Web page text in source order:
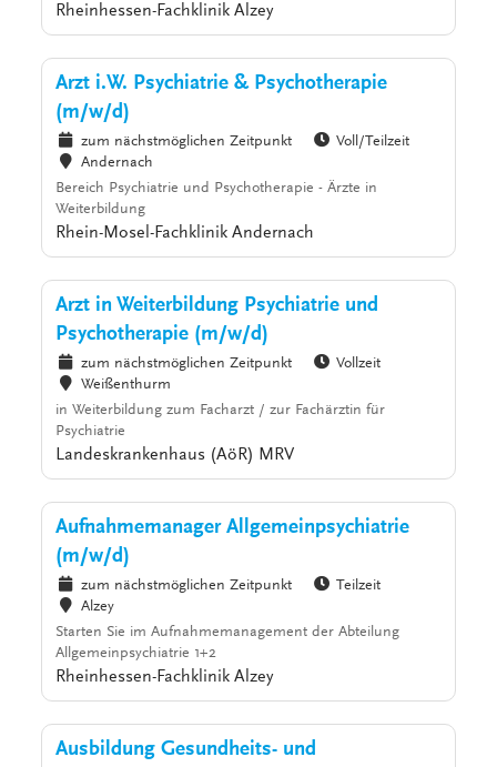
Rheinhessen-Fachklinik Alzey
Arzt i.W. Psychiatrie & Psychotherapie
(m/w/d)
zum nächstmöglichen Zeitpunkt
Voll/Teilzeit
Andernach
Bereich Psychiatrie und Psychotherapie - Ärzte in
Weiterbildung
Rhein-Mosel-Fachklinik Andernach
Arzt in Weiterbildung Psychiatrie und
Psychotherapie (m/w/d)
zum nächstmöglichen Zeitpunkt
Vollzeit
Weißenthurm
in Weiterbildung zum Facharzt / zur Fachärztin für
Psychiatrie
Landeskrankenhaus (AöR) MRV
Aufnahmemanager Allgemeinpsychiatrie
(m/w/d)
zum nächstmöglichen Zeitpunkt
Teilzeit
Alzey
Starten Sie im Aufnahmemanagement der Abteilung
Allgemeinpsychiatrie 1+2
Rheinhessen-Fachklinik Alzey
Ausbildung Gesundheits- und